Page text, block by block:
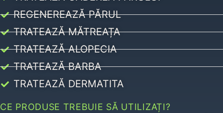
REGENEREAZĂ PĂRUL
TRATEAZĂ MĂTREAȚA
TRATEAZĂ ALOPECIA
TRATEAZĂ BARBA
TRATEAZĂ DERMATITA
CE PRODUSE TREBUIE SĂ UTILIZAȚI?